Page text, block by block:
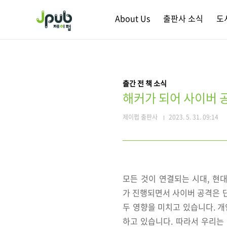
About Us 출판사 소식 도
출간 전 책 소식
해커가 되어 사이버
제이펍 출판사 2023. 5. 31. 09:14
모든 것이 연결되는 시대, 현
가 진행되면서 사이버 공격은
두 영향을 미치고 있습니다.
하고 있습니다. 따라서 우리